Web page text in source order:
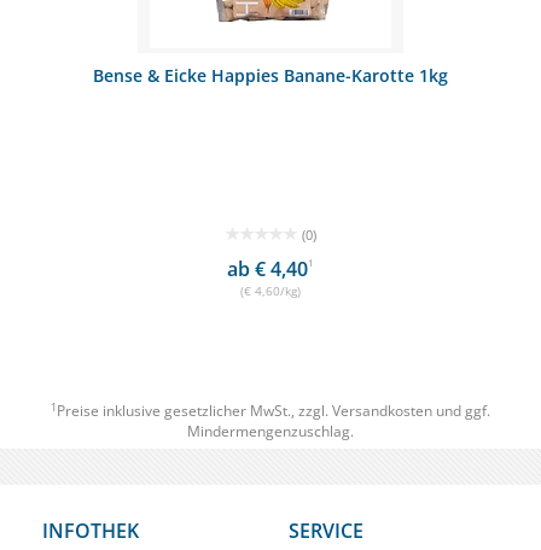
Bense & Eicke Happies Banane-Karotte 1kg
(0)
ab € 4,401
(€ 4,60/kg)
1 Preise inklusive gesetzlicher MwSt., zzgl. Versandkosten und ggf.
Mindermengenzuschlag.
INFOTHEK SERVICE